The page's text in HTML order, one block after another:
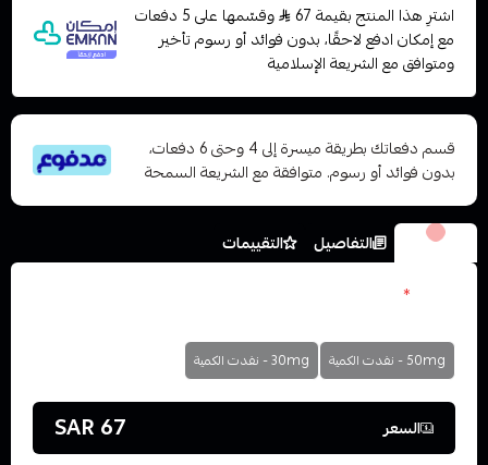
اشترِ هذا المنتج بقيمة 67
وقسّمها على 5 دفعات
مع إمكان ادفع لاحقًا، بدون فوائد أو رسوم تأخير
ومتوافق مع الشريعة الإسلامية
قسم دفعاتك بطريقة ميسرة إلى 4 وحتى 6 دفعات،
بدون فوائد أو رسوم. متوافقة مع الشريعة السمحة
الخيارات التفاصيل
التقييمات
*
50mg - نفدت الكمية 30mg - نفدت الكمية
السعر 67 SAR